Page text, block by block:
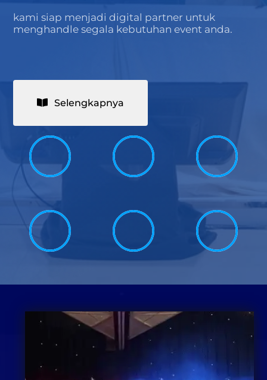
kami siap menjadi digital partner untuk
menghandle segala kebutuhan event anda.
Selengkapnya